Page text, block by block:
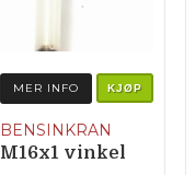
MER INFO KJØP
BENSINKRAN
M16x1 vinkel